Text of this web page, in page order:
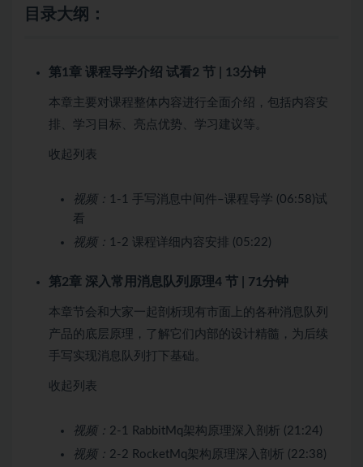
目录大纲：
第1章 课程导学介绍 试看2 节 | 13分钟
本章主要对课程整体内容进行全面介绍，包括内容安
排、学习目标、亮点优势、学习建议等。
收起列表
视频： 1-1 手写消息中间件–课程导学 (06:58)试
看
视频： 1-2 课程详细内容安排 (05:22)
第2章 深入常用消息队列原理4 节 | 71分钟
本章节会和大家一起剖析现有市面上的各种消息队列
产品的底层原理，了解它们内部的设计精髓，为后续
手写实现消息队列打下基础。
收起列表
视频： 2-1 RabbitMq架构原理深入剖析 (21:24)
视频： 2-2 RocketMq架构原理深入剖析 (22:38)